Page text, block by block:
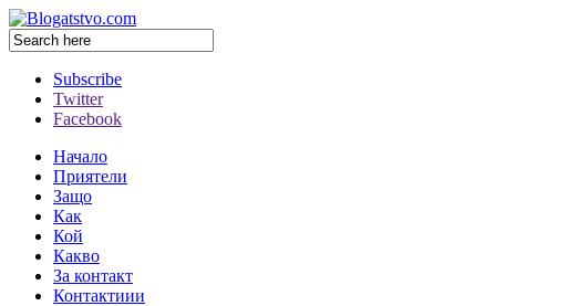
Subscribe
Twitter
Facebook
Начало
Приятели
Защо
Как
Кой
Какво
За контакт
Контактиии